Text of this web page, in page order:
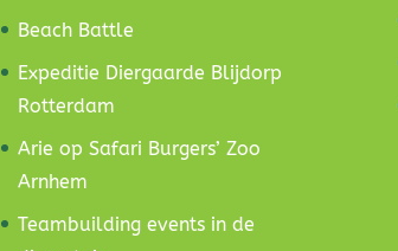
Beach Battle
Expeditie Diergaarde Blijdorp
Rotterdam
Arie op Safari Burgers’ Zoo
Arnhem
Teambuilding events in de